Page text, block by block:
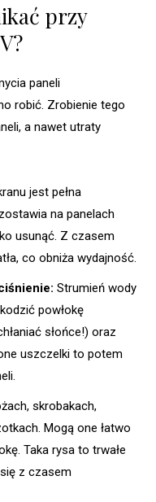
przy
paneli
robić. Zrobienie tego
a nawet utraty
jest pełna
na panelach
usunąć. Z czasem
co obniża wydajność.
Strumień wody
powłokę
słońce!) oraz
uszczelki to potem
skrobakach,
Mogą one łatwo
Taka rysa to trwałe
z czasem